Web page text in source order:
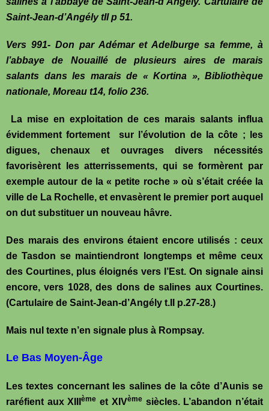
Saint-Jean-d’Angély tII p 51.
Vers 991- Don par Adémar et Adelburge sa femme, à
l’abbaye de Nouaillé de plusieurs aires de marais
salants dans les marais de « Kortina », Bibliothèque
nationale, Moreau t14, folio 236.
La mise en exploitation de ces marais salants influa
évidemment fortement sur l’évolution de la côte ; les
digues, chenaux et ouvrages divers nécessités
favorisèrent les atterrissements, qui se formèrent par
exemple autour de la « petite roche » où s’était créée la
ville de La Rochelle, et envasèrent le premier port auquel
on dut substituer un nouveau hâvre.
Des marais des environs étaient encore utilisés : ceux
de Tasdon se maintiendront longtemps et même ceux
des Courtines, plus éloignés vers l’Est. On signale ainsi
encore, vers 1028, des dons de salines aux Courtines.
(Cartulaire de Saint-Jean-d’Angély t.II p.27-28.)
Mais nul texte n’en signale plus à Rompsay.
Le Bas Moyen-Âge
Les textes concernant les salines de la côte d’Aunis se
raréfient aux XIIIème et XIVèmesiècles. L’abandon n’était